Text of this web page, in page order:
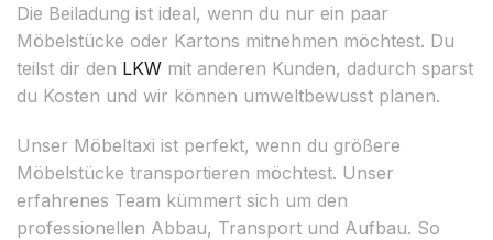
Die Beiladung ist ideal, wenn du nur ein paar
Möbelstücke oder Kartons mitnehmen möchtest. Du
teilst dir den LKW mit anderen Kunden, dadurch sparst
du Kosten und wir können umweltbewusst planen.
Unser Möbeltaxi ist perfekt, wenn du größere
Möbelstücke transportieren möchtest. Unser
erfahrenes Team kümmert sich um den
professionellen Abbau, Transport und Aufbau. So